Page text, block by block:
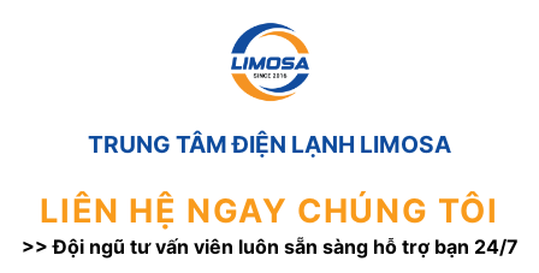
TRUNG TÂM ĐIỆN LẠNH LIMOSA
LIÊN HỆ NGAY CHÚNG TÔI
>> Đội ngũ tư vấn viên luôn sẵn sàng hỗ trợ bạn 24/7